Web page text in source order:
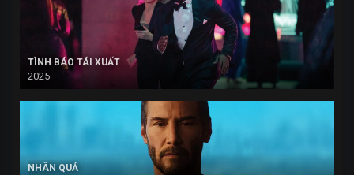
TÌNH BÁO TÁI XUẤT
2025
NHÂN QUẢ